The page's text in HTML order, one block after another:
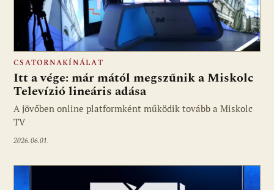
CSATORNAKÍNÁLAT
Itt a vége: már mától megszűnik a Miskolc
Televízió lineáris adása
A jövőben online platformként működik tovább a Miskolc
TV
2026.06.01.